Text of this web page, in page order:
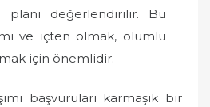
planı değerlendirilir. Bu
ve içten olmak, olumlu
için önemlidir.
başvuruları karmaşık bir